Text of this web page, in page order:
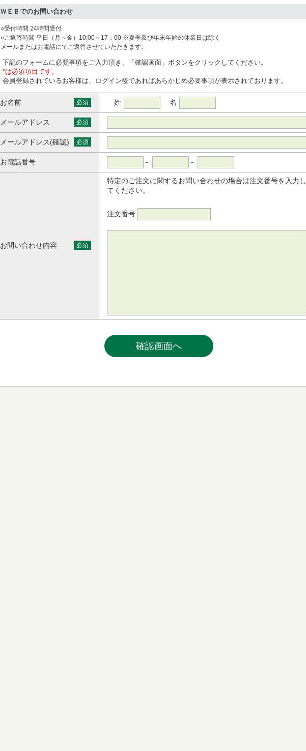
ＷＥＢでのお問い合わせ
○受付時間 24時間受付
○ご返答時間 平日（月～金）10:00～17：00 ※夏季及び年末年始の休業日は除く
メールまたはお電話にてご返答させていただきます。
下記のフォームに必要事項をご入力頂き、「確認画面」ボタンをクリックしてください。
*は必須項目です。
会員登録されているお客様は、ログイン後であればあらかじめ必要事項が表示されております。
お名前 必須 姓 名
メールアドレス 必須
メールアドレス(確認) 必須
お電話番号 - -
お問い合わせ内容 必須
特定のご注文に関するお問い合わせの場合は注文番号を入力し
てください。
注文番号